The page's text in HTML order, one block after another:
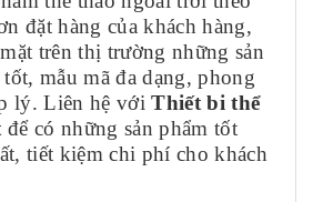
đặt hàng của khách hàng,
trên thị trường những sản
mẫu mã đa dạng, phong
lý. Liên hệ vớiThiết bi thể
để có những sản phẩm tốt
tiết kiệm chi phí cho khách